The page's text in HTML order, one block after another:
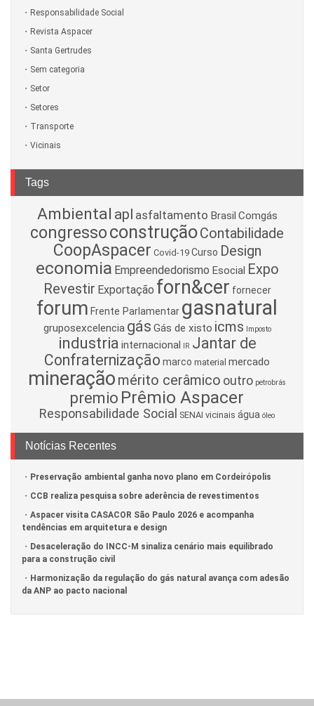
Responsabilidade Social
Revista Aspacer
Santa Gertrudes
Sem categoria
Setor
Setores
Transporte
Vicinais
Tags
Ambiental apl asfaltamento Brasil Comgás
congressoconstruçãoContabilidade
CoopAspacer Covid-19 Curso Design
economia Empreendedorismo Esocial Expo
Revestir Exportação forn&cer fornecer
forum Frente Parlamentar gasnatural
gruposexcelencia gás Gás de xisto icms Imposto
industria internacional IR Jantar de
Confraternização marco material mercado
mineração mérito cerâmico outro petrobrás
premio Prêmio Aspacer
Responsabilidade Social SENAI vicinais água óleo
Notícias Recentes
Preservação ambiental ganha novo plano em Cordeirópolis
CCB realiza pesquisa sobre aderência de revestimentos
Aspacer visita CASACOR São Paulo 2026 e acompanha
tendências em arquitetura e design
Desaceleração do INCC-M sinaliza cenário mais equilibrado
para a construção civil
Harmonização da regulação do gás natural avança com adesão
da ANP ao pacto nacional